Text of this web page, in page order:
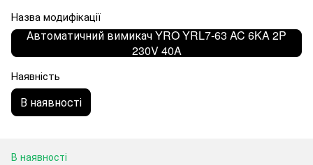
Назва модифікації
Автоматичний вимикач YRO YRL7-63 AC 6KA 2P
230V 40A
Наявність
В наявності
В наявності